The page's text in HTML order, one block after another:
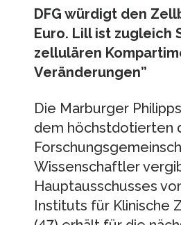
DFG würdigt den
Euro. Lill ist zugleich
zellulären
Veränderungen”
Die Marburger
dem höchstdotierten
Wissenschaftler
Hauptausschusses
Instituts für Klinische